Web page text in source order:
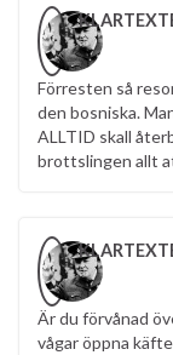
Förresten så
den bosniska.
ALLTID skall
brottslingen allt
Är du förvånad
vågar öppna